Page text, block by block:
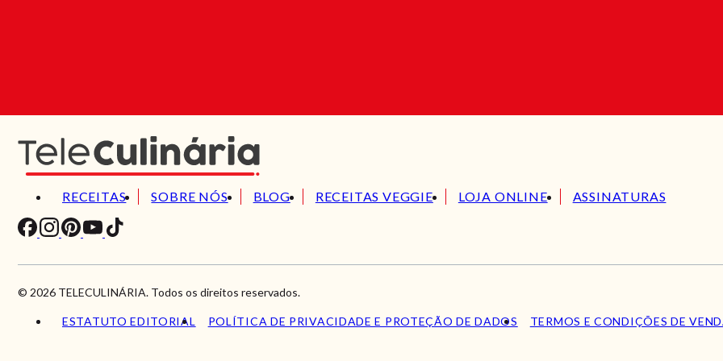
RECEITAS SOBRE NÓS BLOG RECEITAS VEGGIE LOJA ONLINE ASSINATURAS
© 2026 TELECULINÁRIA. Todos os direitos reservados.
ESTATUTO EDITORIAL POLÍTICA DE PRIVACIDADE E PROTEÇÃO DE DADOS TERMOS E CONDIÇÕES DE